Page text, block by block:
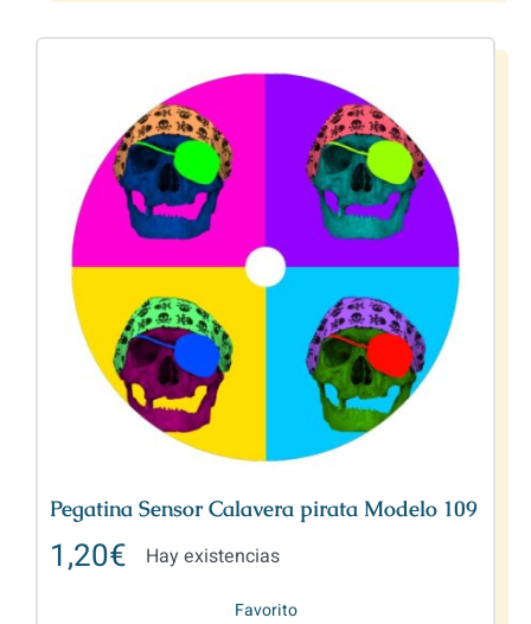
Pegatina Sensor Calavera pirata Modelo 109
1,20€ Hay existencias
Favorito